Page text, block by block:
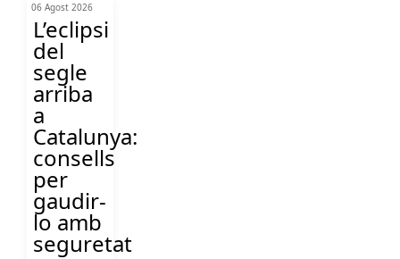
06 Agost 2026
L’eclipsi
del
segle
arriba
a
Catalunya:
consells
per
gaudir-
lo amb
seguretat